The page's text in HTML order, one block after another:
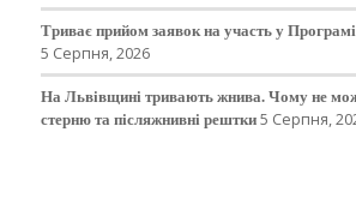
Триває прийом заявок на участь у
5 Серпня, 2026
На Львівщині тривають жнива. Чому не
стерню та післяжнивні рештки5 Серпня,